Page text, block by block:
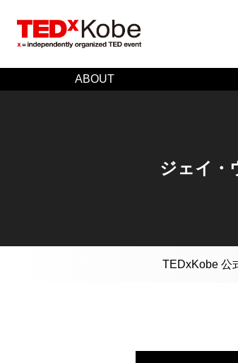
ABOUT
ジェイ・
TEDxKobe 公